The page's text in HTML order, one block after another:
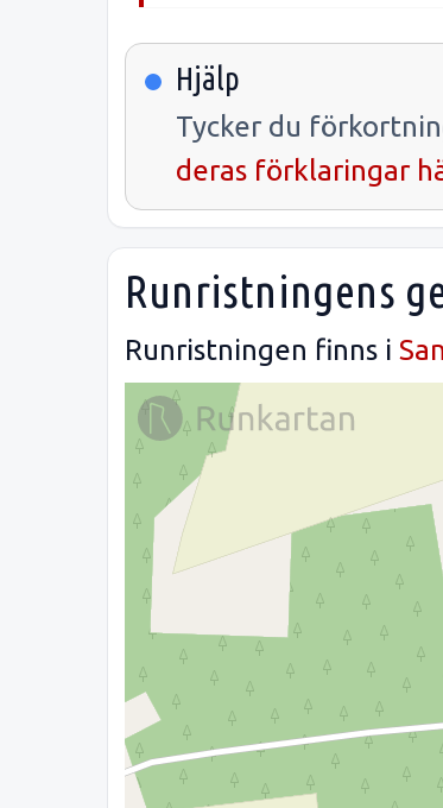
Hjälp
Tycker du
deras förklaringar
Runristningens
Runristningen finns i